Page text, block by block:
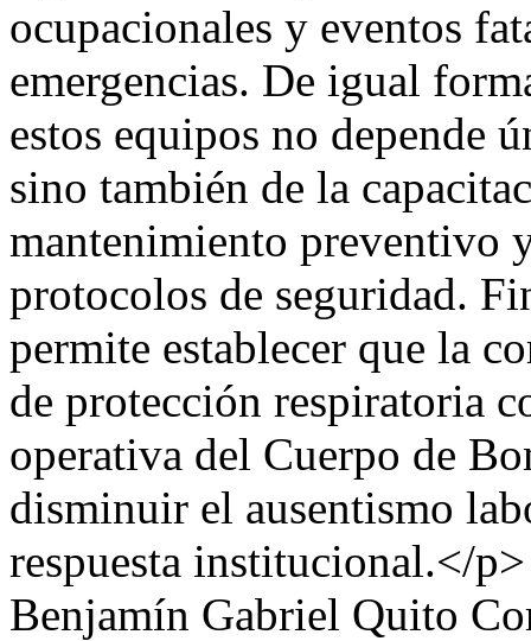
ocupacionales y eventos
emergencias. De igual
estos equipos no depende
sino también de la
mantenimiento preventivo
protocolos de seguridad.
permite establecer que la
de protección respiratoria
operativa del Cuerpo de
disminuir el ausentismo
respuesta institucional.</p>
Benjamín Gabriel Quito